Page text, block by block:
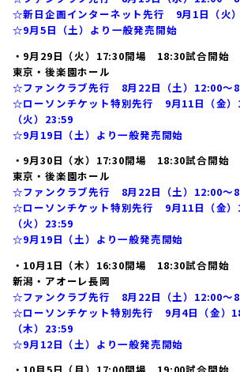
☆新日企画インターネット先行 9月1日（火
☆9月5日（土）より一般発売開始
・9月29日（火）17:30開場 18:30試合開始
東京・後楽園ホール
☆ファンクラブ先行 8月22日（土）12:00～
☆ローソンチケット特別先行 9月11日（金）
（火）23:59
☆9月19日（土）より一般発売開始
・9月30日（水）17:30開場 18:30試合開始
東京・後楽園ホール
☆ファンクラブ先行 8月22日（土）12:00～
☆ローソンチケット特別先行 9月11日（金）
（火）23:59
☆9月19日（土）より一般発売開始
・10月1日（木）16:30開場 18:30試合開始
新潟・アオーレ長岡
☆ファンクラブ先行 8月22日（土）12:00～
☆ローソンチケット特別先行 9月4日（金）
（木）23:59
☆9月12日（土）より一般発売開始